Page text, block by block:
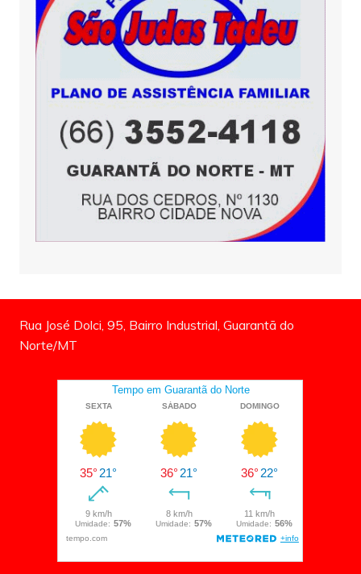
Rua José Dolci, 95, Bairro Industrial, Guarantã do
Norte/MT